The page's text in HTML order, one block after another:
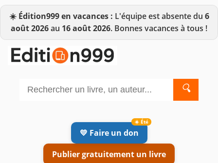
☀️ Édition999 en vacances : L'équipe est absente du 6
août 2026au 16 août 2026. Bonnes vacances à tous !
🔍
💛 Faire un don
Publier gratuitement un livre